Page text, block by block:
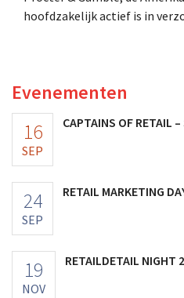
hoofdzakelijk actief is in
Evenementen
16
SEP
CAPTAINS OF RETAIL
24
SEP
RETAIL MARKETING
19
NOV
RETAILDETAIL NIGHT